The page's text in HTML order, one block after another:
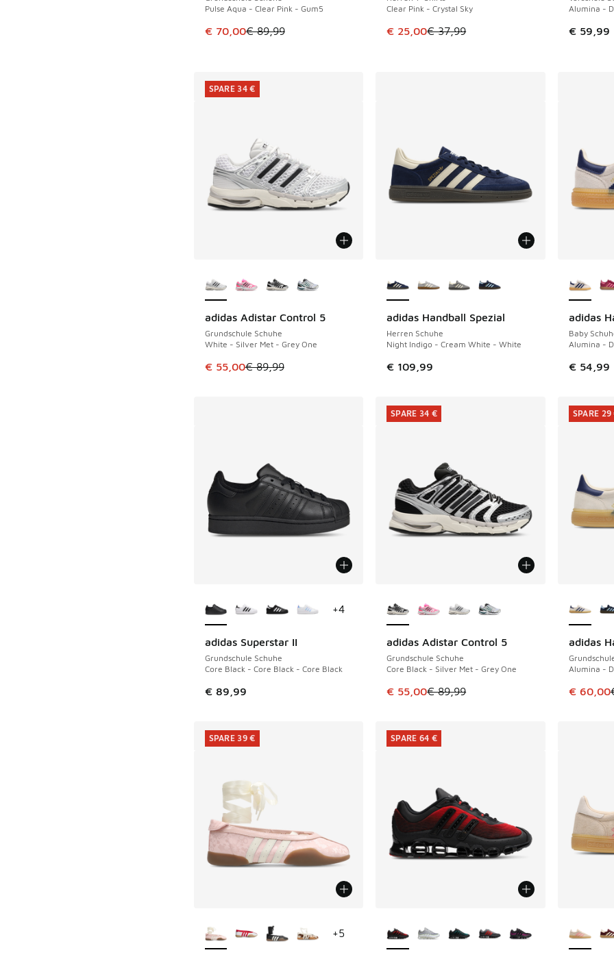
Pulse Aqua - Clear Pink - Gum5
Dieser Artikel ist im Sale. Der Preis ist von € 89,99 auf € 70,00 gefallen
€ 70,00€ 89,99
Clear Pink - Crystal Sky
Dieser Artikel ist im Sale. Der Preis ist von €
€ 25,00€ 37,99
Alumina -
€ 59,99
adidas Adistar Control 5
Grundschule Schuhe
White - Silver Met - Grey One
Dieser Artikel ist im Sale. Der Preis ist von € 89,99 auf € 55,00 gefallen
€ 55,00€ 89,99
SPARE 34 €
SPARE 34 €
adidas Handball Spezial
Herren Schuhe
Night Indigo - Cream White - White
€ 109,99
adidas
Baby
Alumina -
€ 54,99
adidas Superstar II
Grundschule Schuhe
Core Black - Core Black - Core Black
€ 89,99
+4
adidas Adistar Control 5
Grundschule Schuhe
Core Black - Silver Met - Grey One
Dieser Artikel ist im Sale. Der Preis ist von €
€ 55,00€ 89,99
SPARE 34 €
SPARE 34 €
adidas
Alumina -
Dieser
€ 60,00
SPARE 29
SPARE 29
+5
SPARE 39 € SPARE 64 €